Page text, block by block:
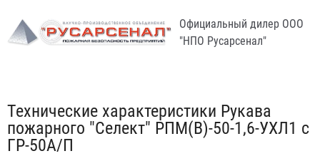
Официальный дилер ООО
"НПО Русарсенал"
Табы
Технические характеристики Рукава
пожарного "Селект" РПМ(В)-50-1,6-УХЛ1 c
ГР-50А/П